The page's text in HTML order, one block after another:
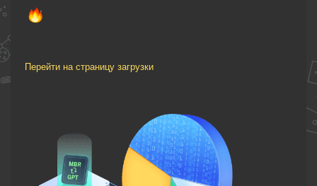
Перейти на страницу загрузки